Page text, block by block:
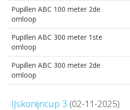
Pupillen ABC 100 meter 2de
omloop
Pupillen ABC 300 meter 1ste
omloop
Pupillen ABC 300 meter 2de
omloop
IJskonijncup 3 (02-11-2025)